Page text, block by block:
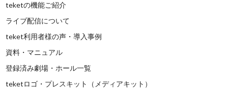
teketの機能ご紹介
ライブ配信について
teket利用者様の声・導入事例
資料・マニュアル
登録済み劇場・ホール一覧
teketロゴ・プレスキット（メディアキット）